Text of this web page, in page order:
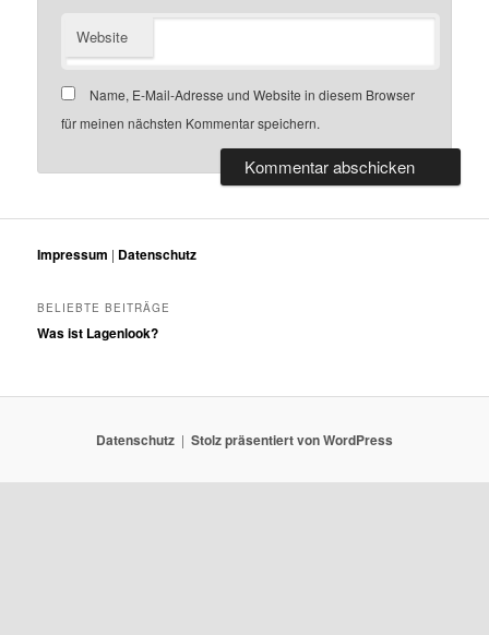
Website
Name, E-Mail-Adresse und Website in diesem Browser
für meinen nächsten Kommentar speichern.
Impressum | Datenschutz
BELIEBTE BEITRÄGE
Was ist Lagenlook?
Datenschutz Stolz präsentiert von WordPress